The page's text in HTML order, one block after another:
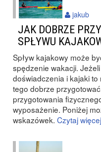
JAK DOBRZE
SPŁYWU
Spływ kajakowy może
spędzenie wakacji.
doświadczenia i kajaki
tego dobrze
przygotowania
wyposażenie. Poniżej
wskazówek. Czytaj
jakub